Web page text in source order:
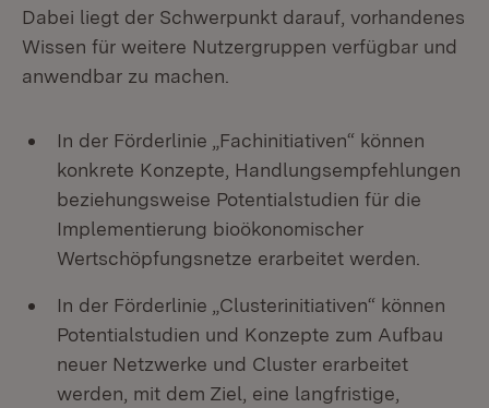
Dabei liegt der Schwerpunkt darauf, vorhandenes
Wissen für weitere Nutzergruppen verfügbar und
anwendbar zu machen.
In der Förderlinie „Fachinitiativen“ können
konkrete Konzepte, Handlungsempfehlungen
beziehungsweise Potentialstudien für die
Implementierung bioökonomischer
Wertschöpfungsnetze erarbeitet werden.
In der Förderlinie „Clusterinitiativen“ können
Potentialstudien und Konzepte zum Aufbau
neuer Netzwerke und Cluster erarbeitet
werden, mit dem Ziel, eine langfristige,